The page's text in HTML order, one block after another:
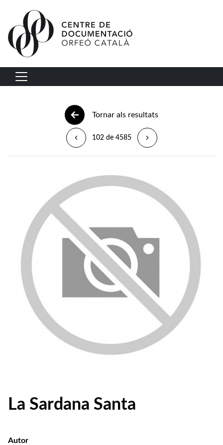
Vés al contingut
Navegació principal
Tornar als resultats
102 de 4585
La Sardana Santa
Autor